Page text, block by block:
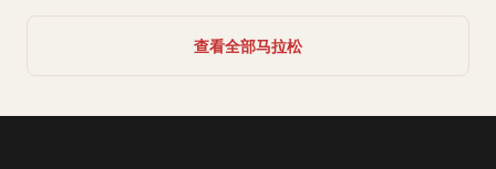
查看全部马拉松